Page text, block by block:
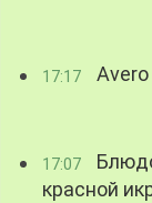
17:17
17:07
красной